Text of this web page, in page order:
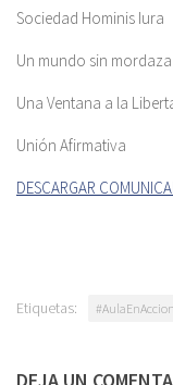
Sociedad Hominis Iura
Un mundo sin mordaza
Una Ventana a la
Unión Afirmativa
DESCARGAR
Etiquetas: #AulaEnAccion